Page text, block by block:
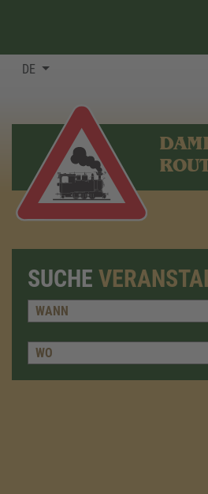
DE
SUCHE